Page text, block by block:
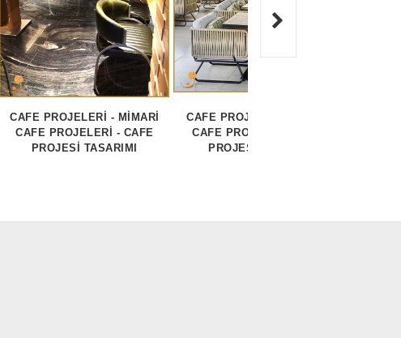
CAFE PROJELERİ - MİMARİ
CAFE PROJELERİ - CAFE
PROJESİ TASARIMI
CAFE PROJELERİ - MİMARİ
CAFE PROJELERİ - CAFE
PROJESİ TASARIMI